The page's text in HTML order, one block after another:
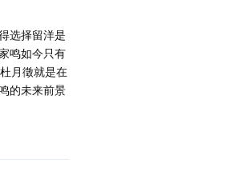
选择留洋是
鸣如今只有
月徵就是在
的未来前景